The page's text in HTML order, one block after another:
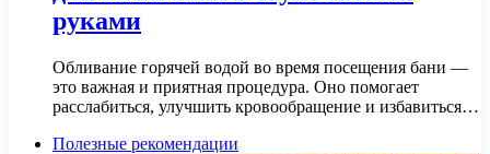
руками
Обливание горячей водой во время посещения бани —
это важная и приятная процедура. Оно помогает
расслабиться, улучшить кровообращение и избавиться…
Полезные рекомендации